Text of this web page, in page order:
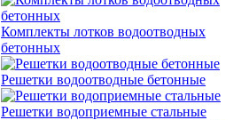
Комплекты лотков водоотводных
бетонных
Решетки водоотводные бетонные
Решетки водоприемные стальные